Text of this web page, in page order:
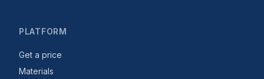
PLATFORM
Get a price
Materials